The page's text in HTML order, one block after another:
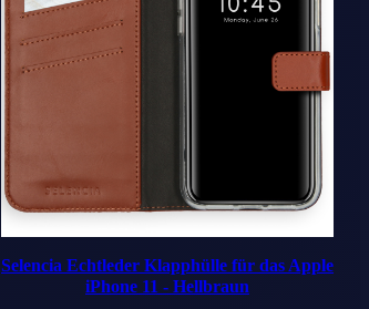
Selencia Echtleder Klapphülle für das Apple
iPhone 11 - Hellbraun